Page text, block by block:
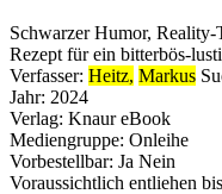
Schwarzer Humor,
Rezept für ein bitterbös-
Verfasser: Heitz, Markus
Jahr: 2024
Verlag: Knaur eBook
Mediengruppe: Onleihe
Vorbestellbar: Ja Nein
Voraussichtlich entliehen